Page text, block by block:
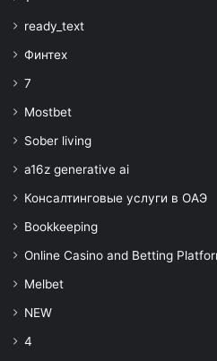
ready_text
Финтех
7
Mostbet
Sober living
a16z generative ai
Консалтинговые услуги в ОАЭ
Bookkeeping
Online Casino and Betting
Melbet
NEW
4